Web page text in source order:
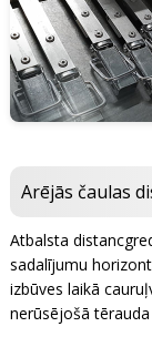
Arējās čaulas
Atbalsta
sadalījumu
izbūves laikā
nerūsējošā